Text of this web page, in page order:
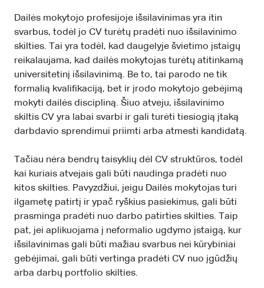
Dailės mokytojo profesijoje išsilavinimas yra itin
svarbus, todėl jo CV turėtų pradėti nuo išsilavinimo
skilties. Tai yra todėl, kad daugelyje švietimo įstaigų
reikalaujama, kad dailės mokytojas turėtų atitinkamą
universitetinį išsilavinimą. Be to, tai parodo ne tik
formalią kvalifikaciją, bet ir įrodo mokytojo gebėjimą
mokyti dailės discipliną. Šiuo atveju, išsilavinimo
skiltis CV yra labai svarbi ir gali turėti tiesiogią įtaką
darbdavio sprendimui priimti arba atmesti kandidatą.
Tačiau nėra bendrų taisyklių dėl CV struktūros, todėl
kai kuriais atvejais gali būti naudinga pradėti nuo
kitos skilties. Pavyzdžiui, jeigu Dailės mokytojas turi
ilgametę patirtį ir ypač ryškius pasiekimus, gali būti
prasminga pradėti nuo darbo patirties skilties. Taip
pat, jei aplikuojama į neformalio ugdymo įstaigą, kur
išsilavinimas gali būti mažiau svarbus nei kūrybiniai
gebėjimai, gali būti vertinga pradėti CV nuo įgūdžių
arba darbų portfolio skilties.